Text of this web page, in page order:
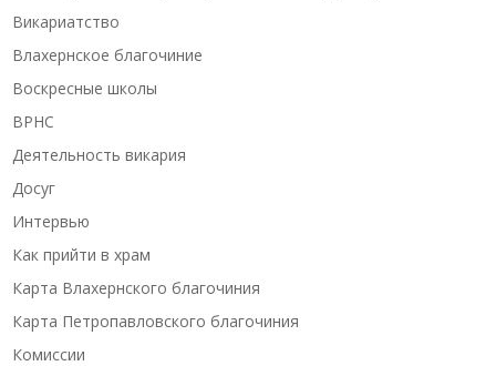
Викариатство
Влахернское благочиние
Воскресные школы
ВРНС
Деятельность викария
Досуг
Интервью
Как прийти в храм
Карта Влахернского благочиния
Карта Петропавловского благочиния
Комиссии